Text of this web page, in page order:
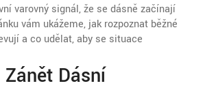
varovný signál, že se dásně začínají
vám ukážeme, jak rozpoznat běžné
a co udělat, aby se situace
Dásní